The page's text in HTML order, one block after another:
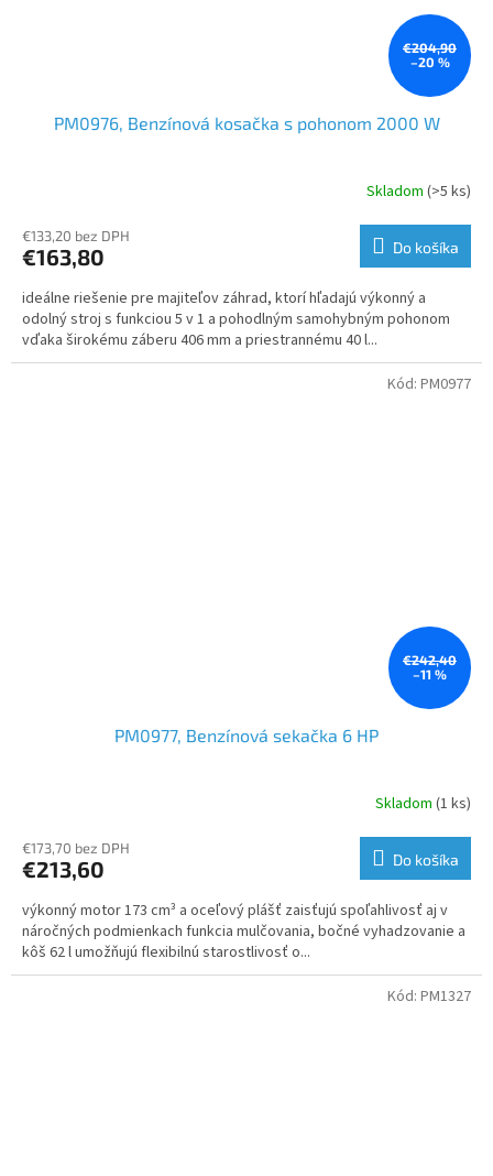
€204,90
–20 %
PM0976, Benzínová kosačka s pohonom 2000 W
Skladom (>5 ks)
€133,20 bez DPH
€163,80 Do košíka
ideálne riešenie pre majiteľov záhrad, ktorí hľadajú výkonný a
odolný stroj s funkciou 5 v 1 a pohodlným samohybným pohonom
vďaka širokému záberu 406 mm a priestrannému 40 l...
€242,40
–11 %
PM0977, Benzínová sekačka 6 HP
Skladom (1 ks)
€173,70 bez DPH
€213,60 Do košíka
výkonný motor 173 cm³ a oceľový plášť zaisťujú spoľahlivosť aj v
náročných podmienkach funkcia mulčovania, bočné vyhadzovanie a
kôš 62 l umožňujú flexibilnú starostlivosť o...
Kód: PM0977
Kód: PM1327